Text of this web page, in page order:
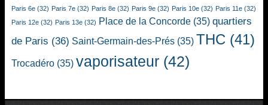
Paris 6e (32) Paris 7e (32) Paris 8e (32) Paris 9e (32) Paris 10e (32) Paris 11e (32)
Paris 12e (32) Paris 13e (32) Place de la Concorde (35) quartiers
de Paris (36) Saint-Germain-des-Prés (35) THC (41)
Trocadéro (35) vaporisateur (42)